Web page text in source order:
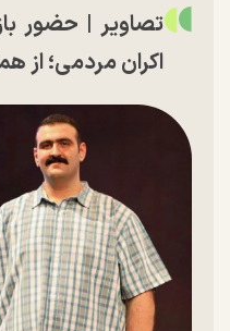
تصاویر | حضور
اکران مردمی؛ از